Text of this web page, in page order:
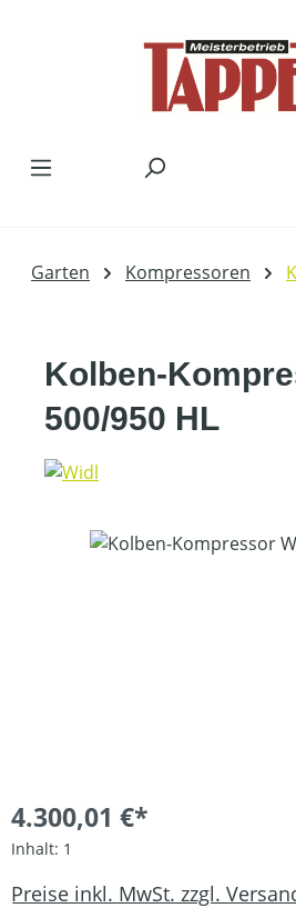
Garten Kompressoren
Kolben-
500/950 HL
Bildergalerie überspringen
4.300,01 €*
Inhalt: 1
Preise inkl. MwSt. zzgl.